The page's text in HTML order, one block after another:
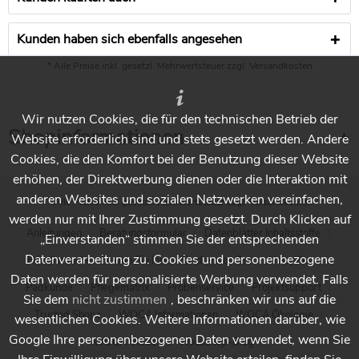
Frage:
Liebes Woca-Team, wir werden unser Dach innen mit
Seekiefer-Sperrholzplatten verkleiden - diese möchte ich
gerne vorm "Vergilben" schützen (also hell, bleich,
natürlich). Wir können die Platten vor Befestigung
bearbeiten. Ist woca Paneelweiß für diese Art geeignet ?
Herzlichen Dank & Viele Grüße !
Antwort:
Grundsätzlich ja - die Verarbeitung auf grossen
zusammenhängenden Flächen ist aber nicht ganz einfach,
da das Produkt schnell anzieht und ggf. nicht ansatzfrei
gearbeitet werden kann. Ggf. lieber mit etwas Wasser
verdünnen und 2x streichen. Bitte Testfläche anlegen!
Frage:
wir möchten eine dunkel gebeizte offenporige Holzdecke
kiefernhell haben ohne die Maserung zu verdecken. Also
keine Lackierung vornehmen . Wäre das mit Ihrem
Kunden haben sich ebenfalls angesehen
* Alle Preise inkl. gesetzl. Mehrwertsteuer zzgl. Versandkosten
Shopinformationen
* Alle Preise inkl. gesetzl. Mehrwertsteuer zzgl.Versandkosten
Anleitungen Beratungsformular
Datenblätter Inhaltsstoffe
Händlersuche - Finden Sie Ihren Händler vor Ort
Holzpflege
Padkunde
Pflegematrix Probenservice
Projektsupport
Trusted Shops
WOCA Informationen
WOCA Ökologie
WOCA Videos
Wocashop-Blog
Wir nutzen Cookies, die für den technischen Betrieb der
Website erforderlich sind und stets gesetzt werden. Andere
Cookies, die den Komfort bei der Benutzung dieser Website
erhöhen, der Direktwerbung dienen oder die Interaktion mit
anderen Websites und sozialen Netzwerken vereinfachen,
werden nur mit Ihrer Zustimmung gesetzt. Durch Klicken auf
„Einverstanden“ stimmen Sie der entsprechenden
Datenverarbeitung zu. Cookies und personenbezogene
Daten werden für personalisierte Werbung verwendet. Falls
Sie dem nicht zustimmen , beschränken wir uns auf die
wesentlichen Cookies. Weitere Informationen darüber, wie
Google Ihre personenbezogenen Daten verwendet, wenn Sie